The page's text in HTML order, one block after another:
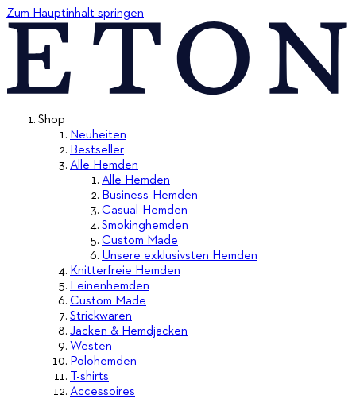
Zum Hauptinhalt springen
Shop
Neuheiten
Bestseller
Alle Hemden
Alle Hemden
Business-Hemden
Casual-Hemden
Smokinghemden
Custom Made
Unsere exklusivsten Hemden
Knitterfreie Hemden
Leinenhemden
Custom Made
Strickwaren
Jacken & Hemdjacken
Westen
Polohemden
T-shirts
Accessoires